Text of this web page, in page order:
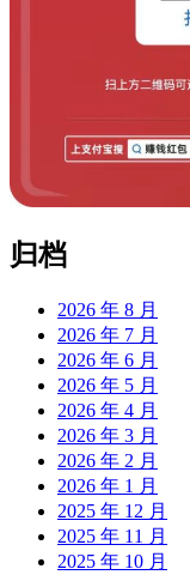
归档
2026 年 8 月
2026 年 7 月
2026 年 6 月
2026 年 5 月
2026 年 4 月
2026 年 3 月
2026 年 2 月
2026 年 1 月
2025 年 12 月
2025 年 11 月
2025 年 10 月